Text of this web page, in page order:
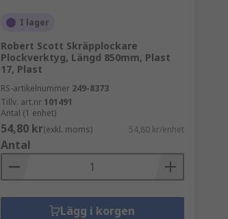
I lager
Robert Scott Skräpplockare
Plockverktyg, Längd 850mm, Plast
17, Plast
RS-artikelnummer 249-8373
Tillv. art.nr 101491
Antal (1 enhet)
54,80 kr(exkl. moms) 54,80 kr/enhet
Antal
Lägg i korgen